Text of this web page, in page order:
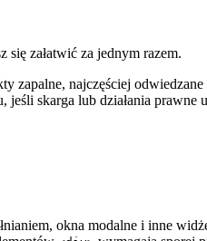
załatwić za jednym razem.
zapalne, najczęściej
skarga lub działania prawne
okna modalne i inne